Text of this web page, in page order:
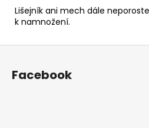
Lišejník ani mech dále
k namnožení.
Z
Facebook